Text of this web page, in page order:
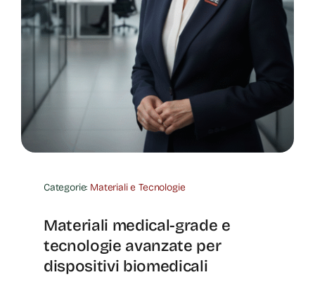
Categorie: Materiali e Tecnologie
Materiali medical-grade e
tecnologie avanzate per
dispositivi biomedicali